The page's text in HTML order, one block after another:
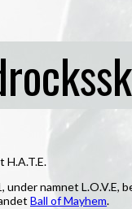
H.A.T.E.
namnet L.O.V.E,
Ball of Mayhem.